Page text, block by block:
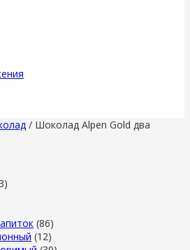
/ Шоколад Alpen Gold два
(86)
(12)